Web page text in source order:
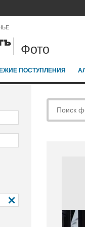
Фото
ПОСТУПЛЕНИЯ